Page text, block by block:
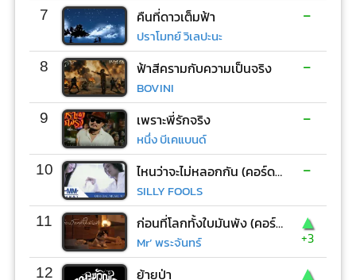
7 คืนที่ดาวเต็มฟ้า
ปราโมทย์ วิเลปะนะ
-
8 ฟ้าสีครามกับความเป็นจริง
BOVINI
-
9 เพราะพี่รักจริง
หนึ่ง บีเคแบนด์
-
10 ไหนว่าจะไม่หลอกกัน (คอร์ด ง่ายๆ)
SILLY FOOLS
-
11 ก่อนที่โลกทั้งใบมันพัง (คอร์ด ง่ายๆ)
Mr’ พระจันทร์
▲
+3
12 ย้ายป่า ▲